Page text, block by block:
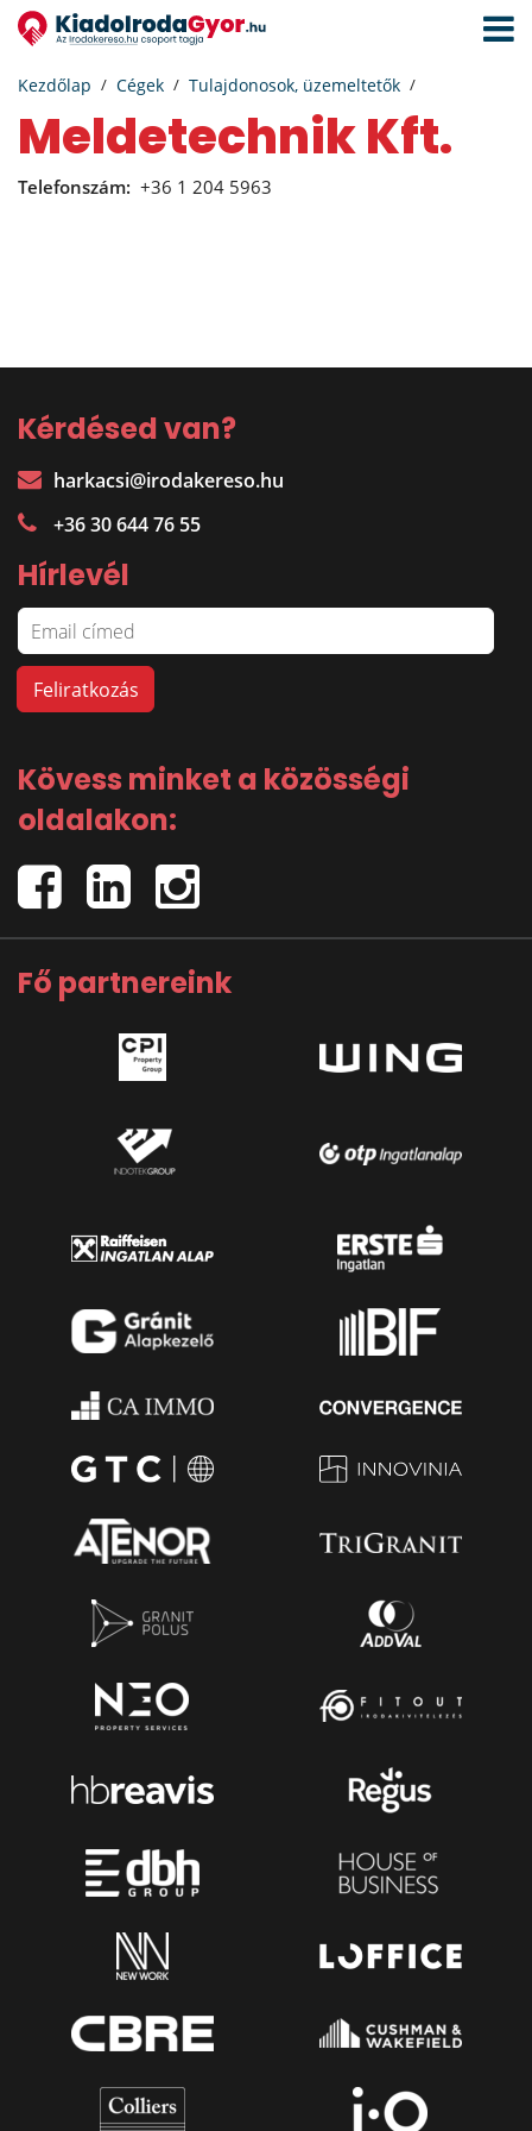
Kezdőlap Cégek Tulajdonosok, üzemeltetők
Meldetechnik Kft.
Telefonszám: +36 1 204 5963
Kérdésed van?
harkacsi@irodakereso.hu
+36 30 644 76 55
Hírlevél
Kövess minket a közösségi
oldalakon:
Fő partnereink